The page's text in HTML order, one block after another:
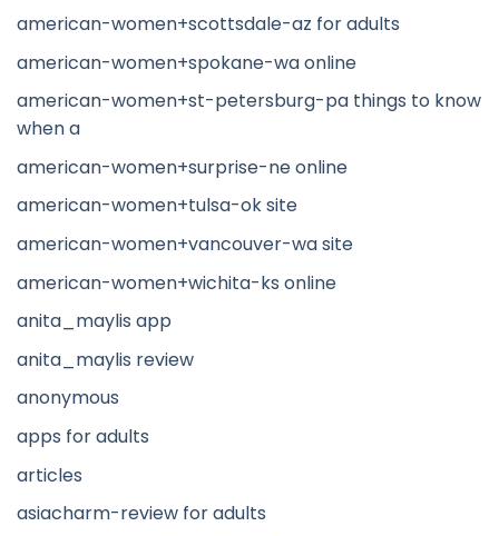
american-women+scottsdale-az for adults
american-women+spokane-wa online
american-women+st-petersburg-pa things to know
when a
american-women+surprise-ne online
american-women+tulsa-ok site
american-women+vancouver-wa site
american-women+wichita-ks online
anita_maylis app
anita_maylis review
anonymous
apps for adults
articles
asiacharm-review for adults